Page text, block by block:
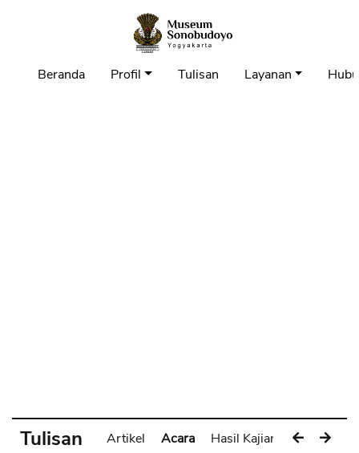
Beranda Profil Tulisan Layanan
Tulisan Artikel Acara Hasil Kajian Pameran